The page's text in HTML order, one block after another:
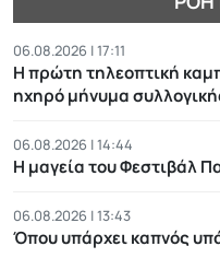
06.08.2026 | 17:11
Η πρώτη τηλεοπτική
ηχηρό μήνυμα
06.08.2026 | 14:44
Η μαγεία του Φεστιβάλ
06.08.2026 | 13:43
Όπου υπάρχει καπνός